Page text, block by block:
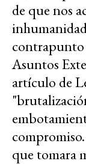
de que nos
Asuntos
artículo de
que tomara